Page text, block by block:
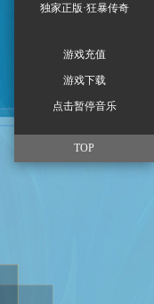
独家正版·狂暴传奇
游戏充值
游戏下载
点击暂停音乐
TOP